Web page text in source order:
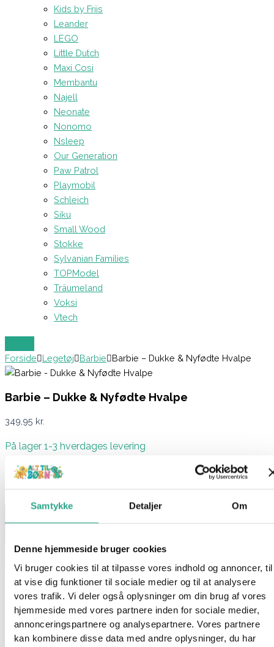
Samtykke Detaljer Om
Denne hjemmeside bruger cookies
Vi bruger cookies til at tilpasse vores indhold og annoncer, til
at vise dig funktioner til sociale medier og til at analysere
vores trafik. Vi deler også oplysninger om din brug af vores
hjemmeside med vores partnere inden for sociale medier,
annonceringspartnere og analysepartnere. Vores partnere
kan kombinere disse data med andre oplysninger, du har
Kids by Friis
Leander
LEGO
Little Dutch
Maxi Cosi
Membantu
Najell
Neonate
Nonomo
Nsleep
Our Generation
Paw Patrol
Playmobil
Schleich
Siku
Small Wood
Stokke
Sylvanian Families
TOPModel
Träumeland
Voksi
Vtech
Forside Legetøj Barbie Barbie – Dukke & Nyfødte Hvalpe
Barbie – Dukke & Nyfødte Hvalpe
349,95 kr.
På lager 1-3 hverdages levering
På lager: På lager
Læg i kurv
Varenummer6716Kategorier Barbie,Legetøj
Beskrivelse
Spørg om produktet
Her får du en barbiedukke + hendes hund, som har været så